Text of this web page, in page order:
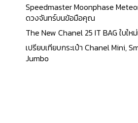
Speedmaster Moonphase
ดวงจันทร์บนข้อมือคุณ
The New Chanel 25 IT BAG ใบใ
เปรียบเทียบกระเป๋า Chanel Mini,
Jumbo